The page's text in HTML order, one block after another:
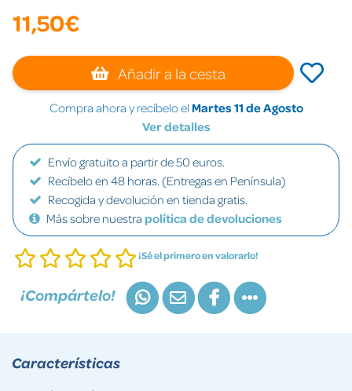
11,50€
Añadir a la cesta
Compra ahora y recíbelo el Martes 11 de Agosto
Ver detalles
Envío gratuito a partir de 50 euros.
Recíbelo en 48 horas. (Entregas en Península)
Recogida y devolución en tienda gratis.
Más sobre nuestra política de devoluciones
¡Sé el primero en valorarlo!
¡Compártelo!
Características